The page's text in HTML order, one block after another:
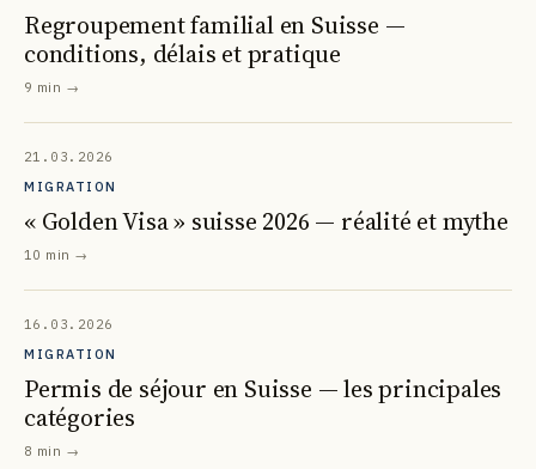
Regroupement familial en Suisse —
conditions, délais et pratique
9 min →
21.03.2026
MIGRATION
« Golden Visa » suisse 2026 — réalité et mythe
10 min →
16.03.2026
MIGRATION
Permis de séjour en Suisse — les principales
catégories
8 min →